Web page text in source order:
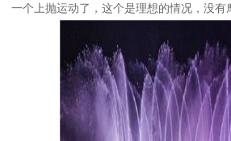
一个上抛运动了，这个是理想的情况，没有